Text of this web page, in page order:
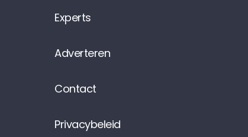
Experts
Adverteren
Contact
Privacybeleid